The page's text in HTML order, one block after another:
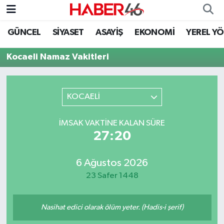
GÜNCEL SİYASET ASAYİŞ EKONOMİ YEREL
Kocaeli Namaz Vakitleri
KOCAELİ
İMSAK VAKTINE KALAN SÜRE
27:20
6 Ağustos 2026
23 Safer 1448
Nasihat edici olarak ölüm yeter. (Hadis-i şerif)
GÜNCEL
EKONOMİ
Nöbetçi Eczaneler
Kahramanmaraş Namaz Vakitleri
Süper Lig Puan Durumu ve Fikstür
Tüm Manşetler